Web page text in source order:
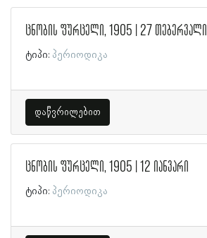
ცნობის ფურცელი, 1905 | 27 თებერვალი
ტიპი: პერიოდიკა
დაწვრილებით
ცნობის ფურცელი, 1905 | 12 იანვარი
ტიპი: პერიოდიკა